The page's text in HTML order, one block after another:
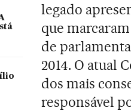
legado
que
de
2014. O atual
dos mais
responsável